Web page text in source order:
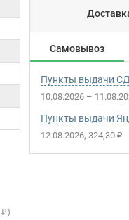
Самовывоз
Пункты выдачи
10.08.2026 –
Пункты выдачи
12.08.2026 324,30₽
₽ )